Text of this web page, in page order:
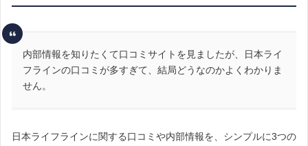
内部情報を知りたくて口コミサイトを見ましたが、日本ライ
フラインの口コミが多すぎて、結局どうなのかよくわかりま
せん。
日本ライフラインに関する口コミや内部情報を、シンプルに3つの